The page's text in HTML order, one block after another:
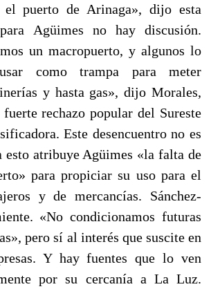
puerto de Arinaga», dijo esta
Agüimes no hay discusión.
un macropuerto, y algunos lo
como trampa para meter
y hasta gas», dijo Morales,
rechazo popular del Sureste
Este desencuentro no es
esto atribuye Agüimes «la falta de
para propiciar su uso para el
y de mercancías. Sánchez-
«No condicionamos futuras
pero sí al interés que suscite en
Y hay fuentes que lo ven
por su cercanía a La Luz.